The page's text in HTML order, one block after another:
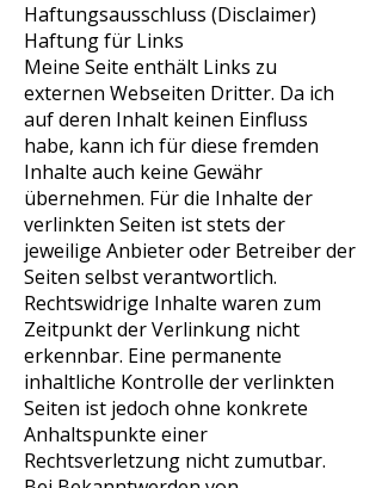
Haftungsausschluss (Disclaimer)
Haftung für Links
Meine Seite enthält Links zu
externen Webseiten Dritter. Da ich
auf deren Inhalt keinen Einfluss
habe, kann ich für diese fremden
Inhalte auch keine Gewähr
übernehmen. Für die Inhalte der
verlinkten Seiten ist stets der
jeweilige Anbieter oder Betreiber der
Seiten selbst verantwortlich.
Rechtswidrige Inhalte waren zum
Zeitpunkt der Verlinkung nicht
erkennbar. Eine permanente
inhaltliche Kontrolle der verlinkten
Seiten ist jedoch ohne konkrete
Anhaltspunkte einer
Rechtsverletzung nicht zumutbar.